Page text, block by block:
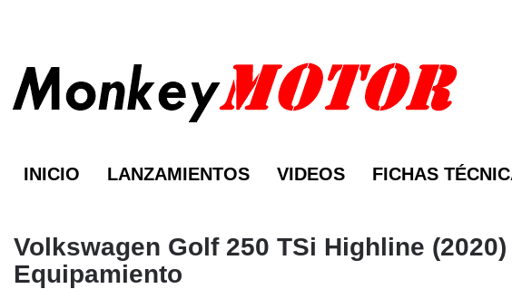
INICIO LANZAMIENTOS VIDEOS FICHAS
Volkswagen Golf 250 TSi Highline
Equipamiento